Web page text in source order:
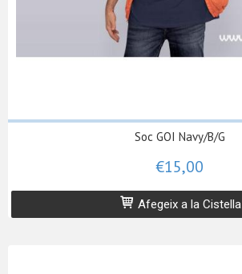
Soc GOI Navy/B/G
€15,00
Afegeix a la Cistella